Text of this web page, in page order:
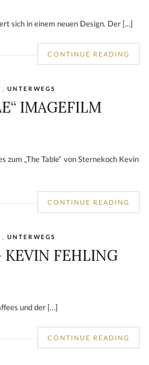
sich in einem neuen Design. Der […]
CONTINUE READING
UNTERWEGS
IMAGEFILM
zum „The Table“ von Sternekoch Kevin
CONTINUE READING
UNTERWEGS
KEVIN FEHLING
und der […]
CONTINUE READING